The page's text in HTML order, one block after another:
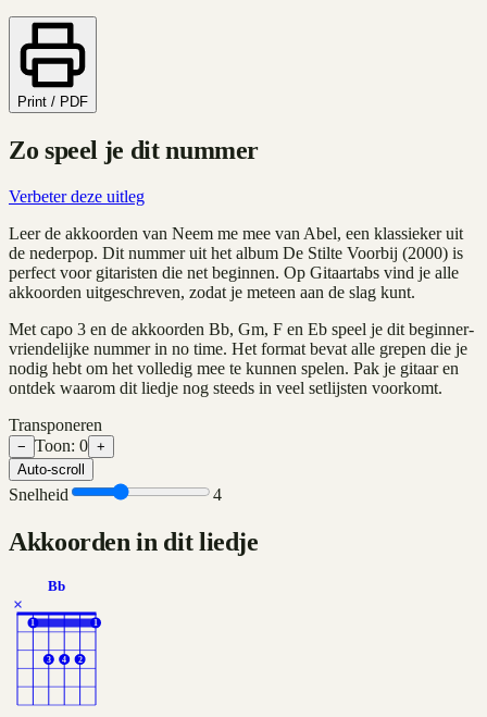
Print / PDF
Zo speel je dit nummer
Verbeter deze uitleg
Leer de akkoorden van Neem me mee van Abel, een klassieker uit
de nederpop. Dit nummer uit het album De Stilte Voorbij (2000) is
perfect voor gitaristen die net beginnen. Op Gitaartabs vind je alle
akkoorden uitgeschreven, zodat je meteen aan de slag kunt.
Met capo 3 en de akkoorden Bb, Gm, F en Eb speel je dit beginner-
vriendelijke nummer in no time. Het format bevat alle grepen die je
nodig hebt om het volledig mee te kunnen spelen. Pak je gitaar en
ontdek waarom dit liedje nog steeds in veel setlijsten voorkomt.
Transponeren
− Toon: 0 +
Auto-scroll
Snelheid 4
Akkoorden in dit liedje
Bb
×
1
3 4 2
1